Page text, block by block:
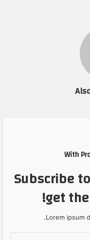
With
Subscribe
get
Lorem ipsum